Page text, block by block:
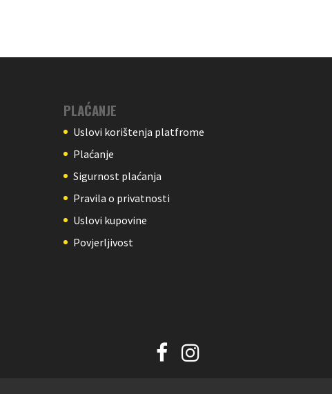
PLAĆANJE
Uslovi korištenja platfrome
Plaćanje
Sigurnost plaćanja
Pravila o privatnosti
Uslovi kupovine
Povjerljivost